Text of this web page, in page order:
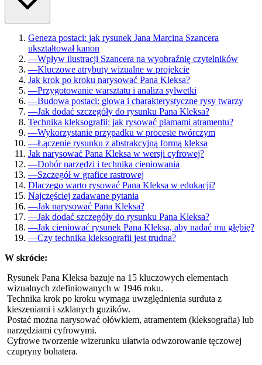
Geneza postaci: jak rysunek Jana Marcina Szancera
ukształtował kanon
—Wpływ ilustracji Szancera na wyobraźnię czytelników
—Kluczowe atrybuty wizualne w projekcie
Jak krok po kroku narysować Pana Kleksa?
—Przygotowanie warsztatu i analiza sylwetki
—Budowa postaci: głowa i charakterystyczne rysy twarzy
—Jak dodać szczegóły do rysunku Pana Kleksa?
Technika kleksografii: jak rysować plamami atramentu?
—Wykorzystanie przypadku w procesie twórczym
—Łączenie rysunku z abstrakcyjną formą kleksa
Jak narysować Pana Kleksa w wersji cyfrowej?
—Dobór narzędzi i technika cieniowania
—Szczegół w grafice rastrowej
Dlaczego warto rysować Pana Kleksa w edukacji?
Najczęściej zadawane pytania
—Jak narysować Pana Kleksa?
—Jak dodać szczegóły do rysunku Pana Kleksa?
—Jak cieniować rysunek Pana Kleksa, aby nadać mu głębię?
—Czy technika kleksografii jest trudna?
W skrócie:
Rysunek Pana Kleksa bazuje na 15 kluczowych elementach
wizualnych zdefiniowanych w 1946 roku.
Technika krok po kroku wymaga uwzględnienia surduta z
kieszeniami i szklanych guzików.
Postać można narysować ołówkiem, atramentem (kleksografia) lub
narzędziami cyfrowymi.
Cyfrowe tworzenie wizerunku ułatwia odwzorowanie tęczowej
czupryny bohatera.